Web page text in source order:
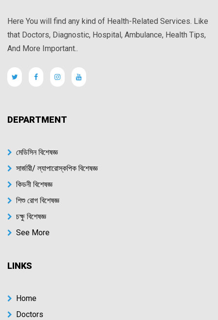
Here You will find any kind of Health-Related Services. Like
that Doctors, Diagnostic, Hospital, Ambulance, Health Tips,
And More Important..
DEPARTMENT
মেডিসিন বিশেষজ্ঞ
সার্জারী/ ল্যাপারোস্কপিক বিশেষজ্ঞ
কিডনী বিশেষজ্ঞ
শিশু রোগ বিশেষজ্ঞ
চক্ষু বিশেষজ্ঞ
See More
LINKS
Home
Doctors